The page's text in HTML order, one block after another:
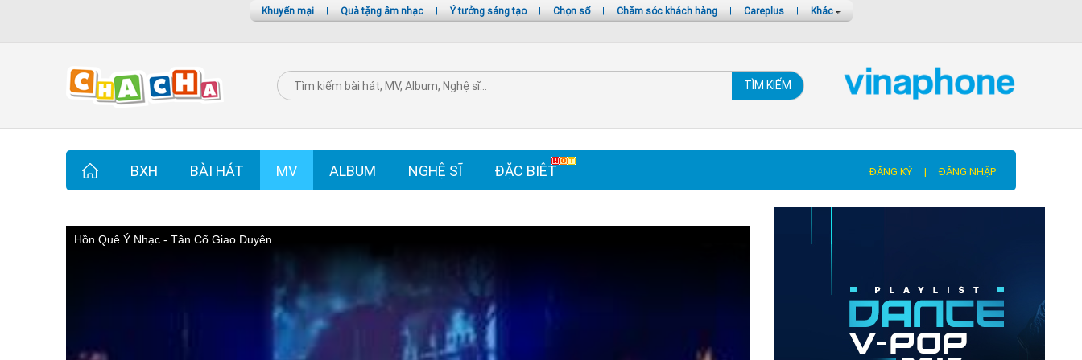
Khuyến mại | Quà tặng âm nhạc | Ý tưởng sáng tạo | Chọn số | Chăm sóc khách hàng | Careplus | Khác
TÌM KIẾM
BXH BÀI HÁT MV ALBUM NGHỆ SĨ ĐẶC BIỆT ĐĂNG KÝ | ĐĂNG NHẬP
Hồn Quê Ý Nhạc - Tân Cổ Giao Duyên